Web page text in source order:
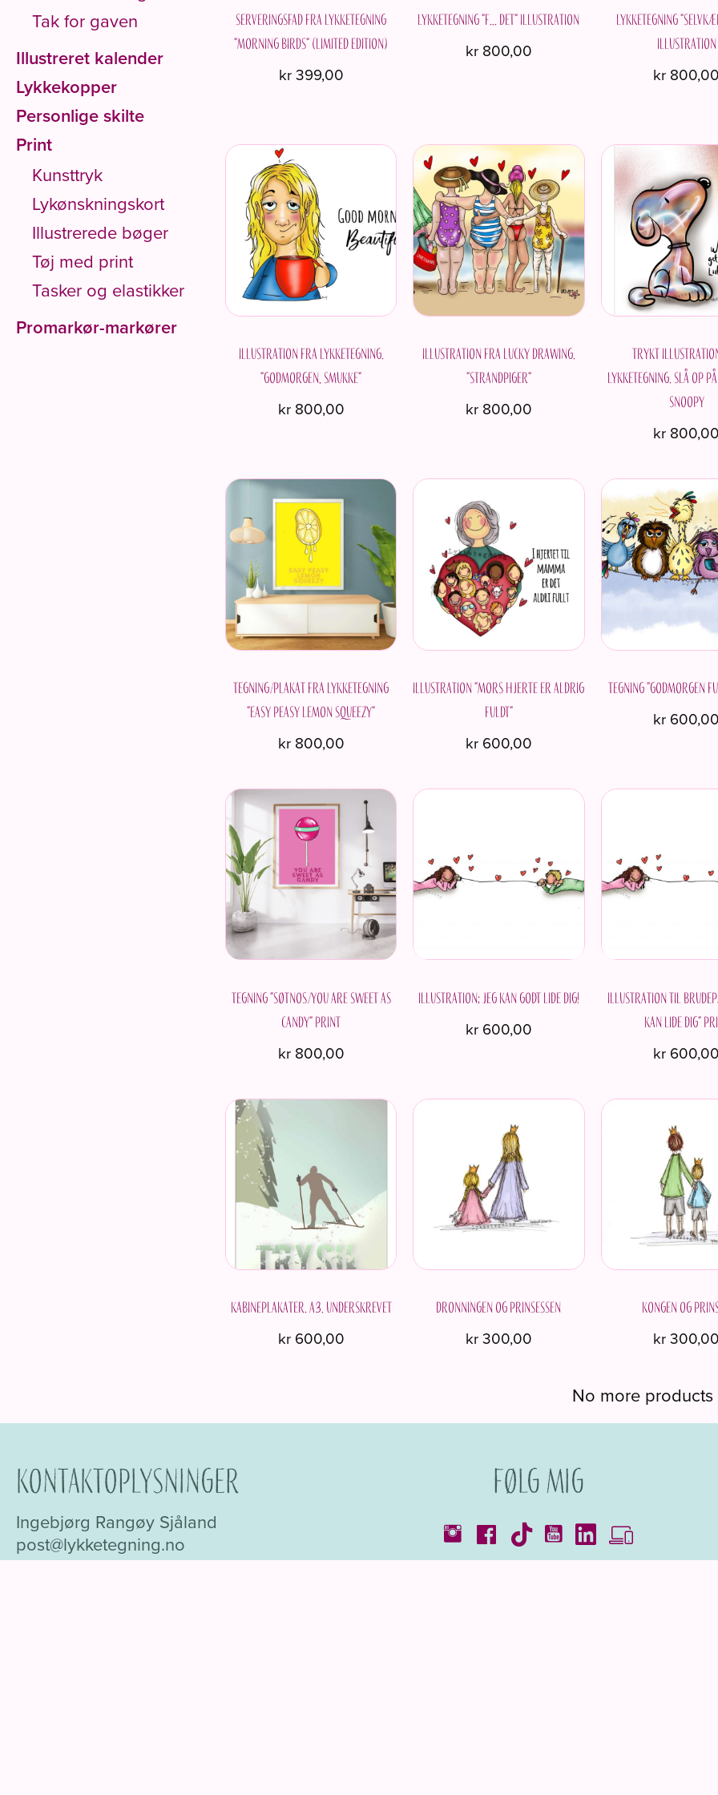
Tak for gaven
Illustreret kalender
Lykkekopper
Personlige skilte
Print
Kunsttryk
Lykønskningskort
Illustrerede bøger
Tøj med print
Tasker og elastikker
Promarkør-markører
Serveringsfad fra Lykketegning
"Morning Birds" (limited edition)
kr399,00
Lykketegning "F... det" Illustration
kr800,00
Lykketegning
Illustration
kr 800,00
Illustration fra Lykketegning.
"Godmorgen, smukke"
kr800,00
Illustration fra Lucky Drawing.
"Strandpiger"
kr800,00
Trykt
Lykketegning. Slå op
Snoopy
kr 800,00
Tegning/plakat fra Lykketegning
"Easy peasy lemon squeezy"
kr800,00
Illustration "Mors hjerte er aldrig
fuldt"
kr600,00
Tegning "Godmorgen
kr 600,00
Tegning "Søtnos/You are sweet as
candy" Print
kr800,00
Illustration; jeg kan godt lide dig!
kr600,00
Illustration til
kan lide dig"
kr 600,00
Kabineplakater. A3. Underskrevet
kr600,00
Dronningen og prinsessen
kr300,00
Kongen og
kr300,00
No more products
Kontaktoplysninger
Ingebjørg Rangøy Sjåland
post@lykketegning.no
Tlf: +47 98 64 63 77
Følg mig
Kataloger